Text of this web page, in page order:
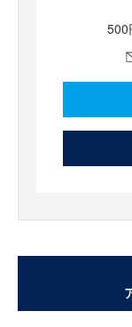
500